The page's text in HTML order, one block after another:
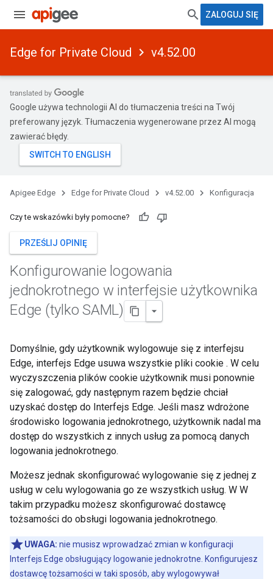
ZALOGUJ SIĘ
Edge for Private Cloud v4.52.00
Google używa technologii AI do tłumaczenia treści na Twój
preferowany język. Tłumaczenia wygenerowane przez AI mogą
zawierać błędy.
Apigee Edge Edge for Private Cloud v4.52.00 Konfiguracja
Czy te wskazówki były pomocne?
PRZEŚLIJ OPINIĘ
Konfigurowanie logowania
jednokrotnego w interfejsie użytkownika
Edge (tylko SAML)
Domyślnie, gdy użytkownik wylogowuje się z interfejsu
Edge, interfejs Edge usuwa wszystkie pliki cookie . W celu
wyczyszczenia plików cookie użytkownik musi ponownie
się zalogować, gdy następnym razem będzie chciał
uzyskać dostęp do Interfejs Edge. Jeśli masz wdrożone
środowisko logowania jednokrotnego, użytkownik nadal ma
dostęp do wszystkich z innych usług za pomocą danych
logowania jednokrotnego.
Możesz jednak skonfigurować wylogowanie się z jednej z
usług w celu wylogowania go ze wszystkich usług. W W
takim przypadku możesz skonfigurować dostawcę
tożsamości do obsługi logowania jednokrotnego.
UWAGA: nie musisz wprowadzać zmian w konfiguracji
Interfejs Edge obsługujący logowanie jednokrotne. Konfigurujesz
dostawcę tożsamości w taki sposób, aby wylogowywał